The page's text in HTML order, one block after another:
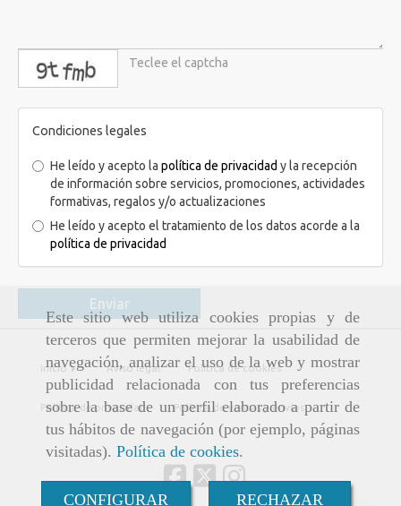
Este sitio web utiliza cookies propias y de
terceros que permiten mejorar la usabilidad de
navegación, analizar el uso de la web y mostrar
publicidad relacionada con tus preferencias
sobre la base de un perfil elaborado a partir de
tus hábitos de navegación (por ejemplo, páginas
visitadas). Política de cookies.
CONFIGURAR RECHAZAR
captcha
Condiciones legales
He leído y acepto la política de privacidad y la recepción
de información sobre servicios, promociones, actividades
formativas, regalos y/o actualizaciones
He leído y acepto el tratamiento de los datos acorde a la
política de privacidad
Enviar
Inicio Aviso legal Política de cookies
Política de privacidad Política de ventas y envíos